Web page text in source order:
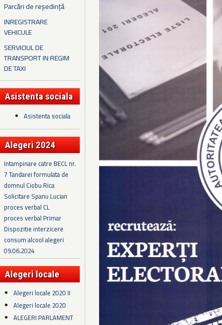
Parcări de reședință
INREGISTRARE
VEHICULE
SERVICIUL DE
TRANSPORT IN REGIM
DE TAXI
Asistenta sociala
Asistenta sociala
Alegeri 2024
Intampinare catre BECL nr.
7 Tandarei formulata de
domnul Ciobu Rica
Solicitare Spanu Lucian
proces verbal CL
proces verbal Primar
Dispozitie interzicere
consum alcool alegeri
09.06.2024
Alegeri locale
Alegeri locale 2020 II
Alegeri locale 2020
ALEGERI PARLAMENT